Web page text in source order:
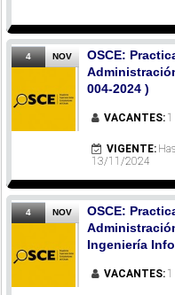
4 NOV
OSCE:
004-2024 )
VACANTES: 1
VIGENTE:
13/11/2024
4 NOV
OSCE:
Ingeniería
VACANTES: 1